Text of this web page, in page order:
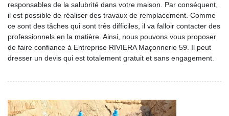
responsables de la salubrité dans votre maison. Par conséquent,
il est possible de réaliser des travaux de remplacement. Comme
ce sont des tâches qui sont très difficiles, il va falloir contacter des
professionnels en la matière. Ainsi, nous pouvons vous proposer
de faire confiance à Entreprise RIVIERA Maçonnerie 59. Il peut
dresser un devis qui est totalement gratuit et sans engagement.